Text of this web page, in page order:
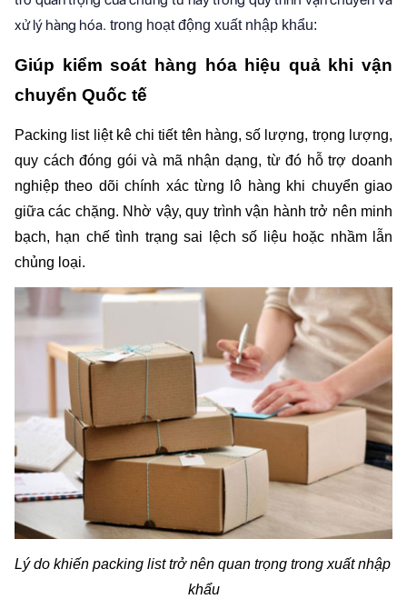
xử lý hàng hóa. trong hoạt động xuất nhập khẩu:
Giúp kiểm soát hàng hóa hiệu quả khi vận
chuyển Quốc tế
Packing list liệt kê chi tiết tên hàng, số lượng, trọng lượng,
quy cách đóng gói và mã nhận dạng, từ đó hỗ trợ doanh
nghiệp theo dõi chính xác từng lô hàng khi chuyển giao
giữa các chặng. Nhờ vậy, quy trình vận hành trở nên minh
bạch, hạn chế tình trạng sai lệch số liệu hoặc nhầm lẫn
chủng loại.
Lý do khiến packing list trở nên quan trọng trong xuất nhập
khẩu